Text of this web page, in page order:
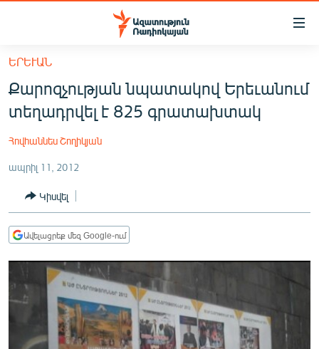
Մատչելիության
հիմնական
բովանդակությանը
Անցնել
հիմնական
մենյուին
ՀԱՅԱՍՏԱՆ
ՔԱՂԱՔԱԿԱՆ
ԸՆՏՐՈՒԹՅՈՒՆՆԵՐ 2026
ԻՐԱՎՈՒՆՔ
ՀԱՍԱՐԱԿՈՒԹՅՈՒՆ
ՏՆՏԵՍՈՒԹՅՈՒՆ
ՊԱՏԵՐԱԶՄԻ 6 ՇԱԲԱԹՆԵՐԸ
ՏԱՐԱԾԱՇՐՋԱՆ
ՄԻՋԱԶԳԱՅԻՆ
ԵՐԵՒԱՆ
Քարոզչության նպատակով Երեւանում
տեղադրվել է 825 գրատախտակ
Հովհաննես Շողիկյան
ապրիլ 11, 2012
Կիսվել
Ավելացրեք մեզ Google-ում